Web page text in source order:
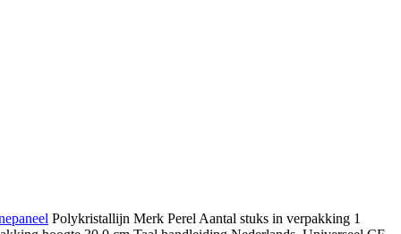
Polykristallijn Merk Perel Aantal stuks in verpakking 1